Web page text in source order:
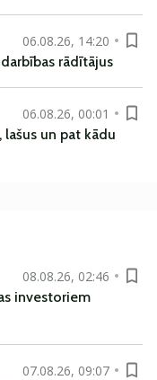
06.08.26, 14:20
rādītājus
06.08.26, 00:01
lašus un pat kādu
08.08.26, 02:46
investoriem
07.08.26, 09:07